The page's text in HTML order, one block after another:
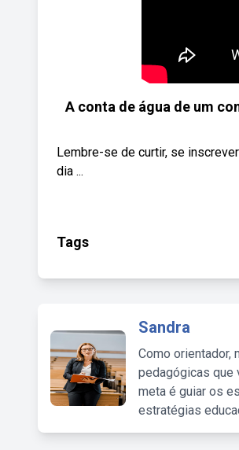
A conta de água de um
Lembre-se de curtir, se
dia ...
Tags
Sandra
Como orientador,
pedagógicas que
meta é guiar os
estratégias